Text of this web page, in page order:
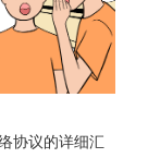
协议的详细汇